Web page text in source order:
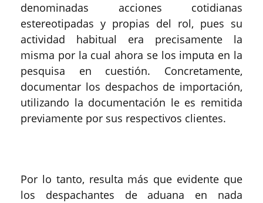
denominadas acciones cotidianas
estereotipadas y propias del rol, pues su
actividad habitual era precisamente la
misma por la cual ahora se los imputa en la
pesquisa en cuestión. Concretamente,
documentar los despachos de importación,
utilizando la documentación le es remitida
previamente por sus respectivos clientes.
Por lo tanto, resulta más que evidente que
los despachantes de aduana en nada